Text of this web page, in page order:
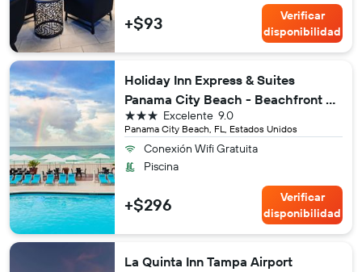
+$93
Verificar
disponibilidad
Holiday Inn Express & Suites
Panama City Beach - Beachfront By
IHG
Panama City Beach, FL, Estados Unidos
9.0
Excelente
3 estrellas
Conexión Wifi Gratuita
Piscina
+$296
Verificar
disponibilidad
La Quinta Inn Tampa Airport